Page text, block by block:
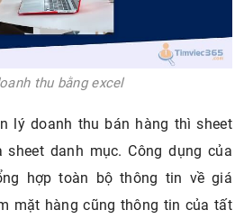
thu bằng excel
lý doanh thu bán hàng thì sheet
danh mục. Công dụng của
hợp toàn bộ thông tin về giá
mặt hàng cũng thông tin của tất